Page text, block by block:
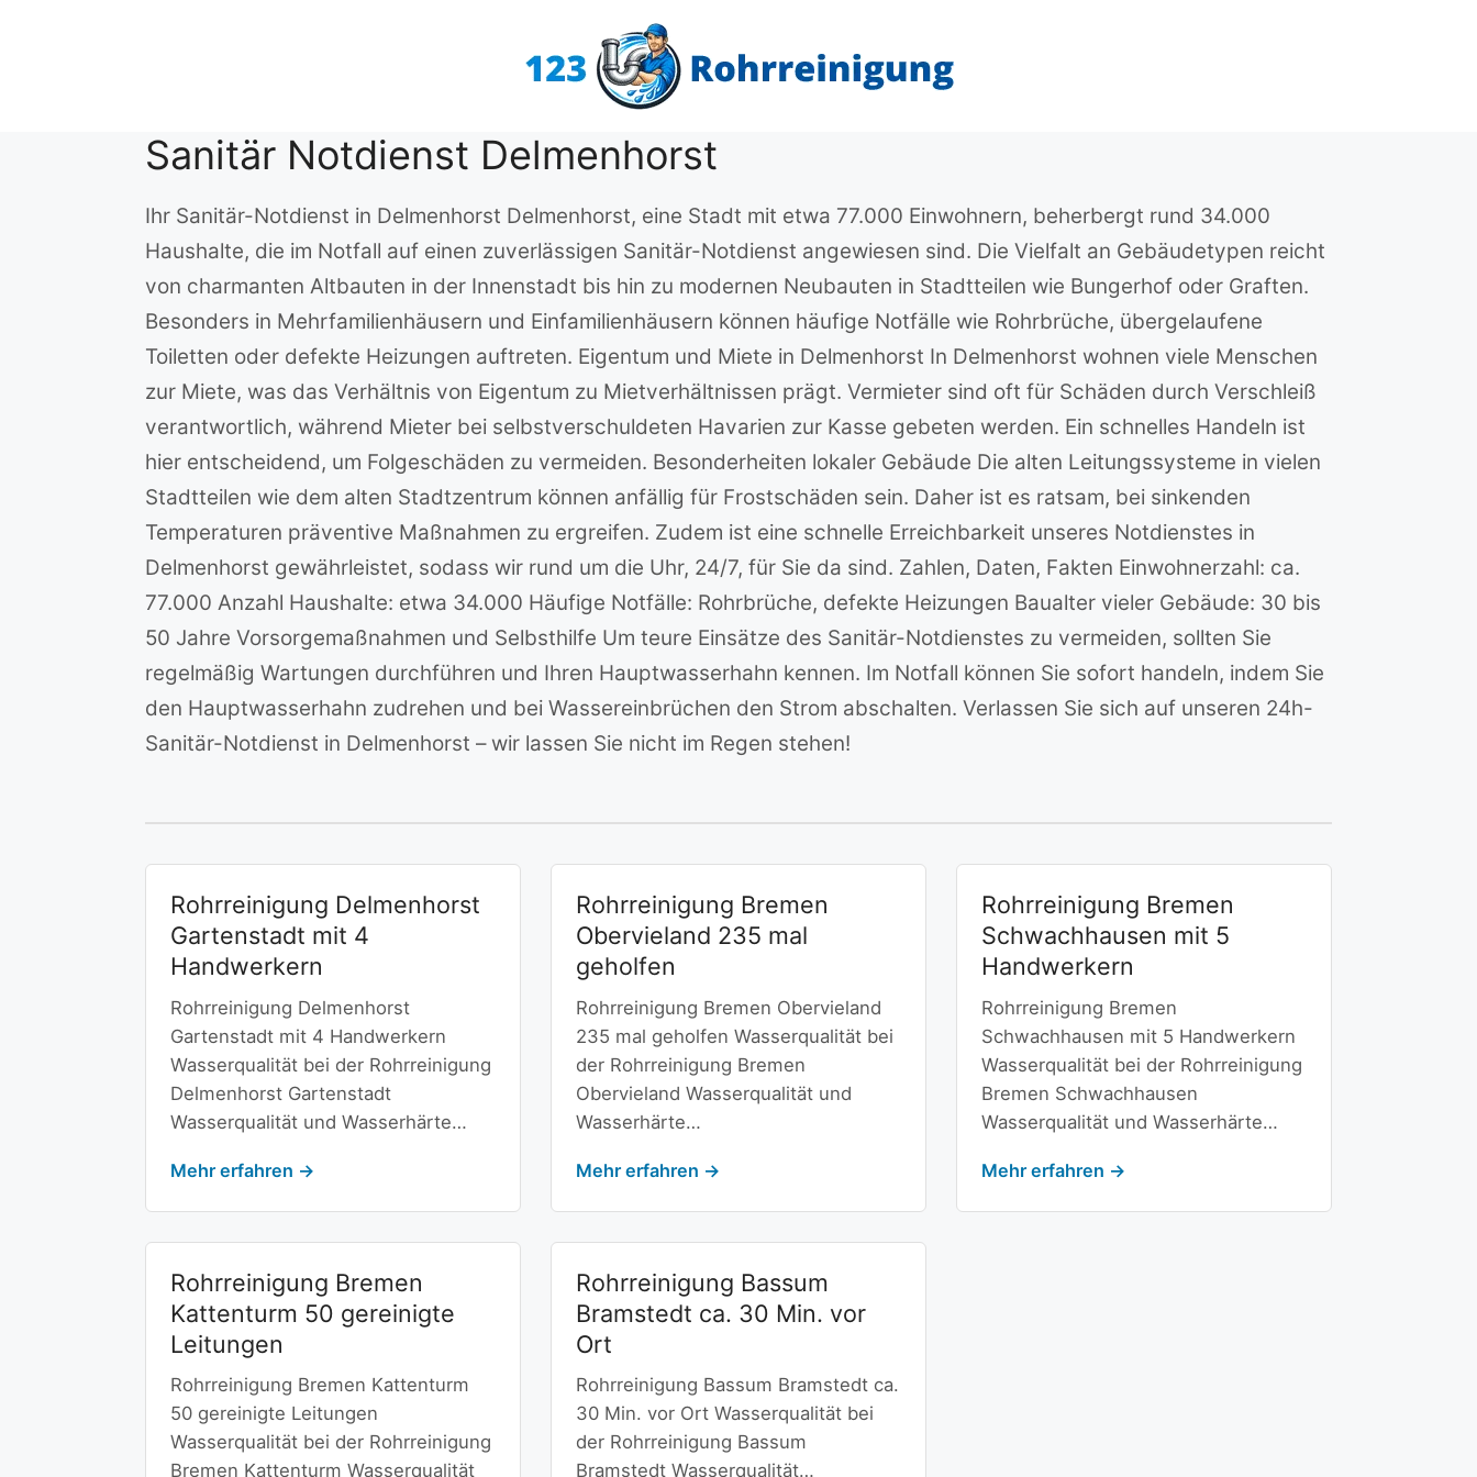
Sanitär Notdienst Delmenhorst
Ihr Sanitär-Notdienst in Delmenhorst Delmenhorst, eine Stadt mit etwa 77.000 Einwohnern, beherbergt rund 34.000
Haushalte, die im Notfall auf einen zuverlässigen Sanitär-Notdienst angewiesen sind. Die Vielfalt an Gebäudetypen reicht
von charmanten Altbauten in der Innenstadt bis hin zu modernen Neubauten in Stadtteilen wie Bungerhof oder Graften.
Besonders in Mehrfamilienhäusern und Einfamilienhäusern können häufige Notfälle wie Rohrbrüche, übergelaufene
Toiletten oder defekte Heizungen auftreten. Eigentum und Miete in Delmenhorst In Delmenhorst wohnen viele Menschen
zur Miete, was das Verhältnis von Eigentum zu Mietverhältnissen prägt. Vermieter sind oft für Schäden durch Verschleiß
verantwortlich, während Mieter bei selbstverschuldeten Havarien zur Kasse gebeten werden. Ein schnelles Handeln ist
hier entscheidend, um Folgeschäden zu vermeiden. Besonderheiten lokaler Gebäude Die alten Leitungssysteme in vielen
Stadtteilen wie dem alten Stadtzentrum können anfällig für Frostschäden sein. Daher ist es ratsam, bei sinkenden
Temperaturen präventive Maßnahmen zu ergreifen. Zudem ist eine schnelle Erreichbarkeit unseres Notdienstes in
Delmenhorst gewährleistet, sodass wir rund um die Uhr, 24/7, für Sie da sind. Zahlen, Daten, Fakten Einwohnerzahl: ca.
77.000 Anzahl Haushalte: etwa 34.000 Häufige Notfälle: Rohrbrüche, defekte Heizungen Baualter vieler Gebäude: 30 bis
50 Jahre Vorsorgemaßnahmen und Selbsthilfe Um teure Einsätze des Sanitär-Notdienstes zu vermeiden, sollten Sie
regelmäßig Wartungen durchführen und Ihren Hauptwasserhahn kennen. Im Notfall können Sie sofort handeln, indem Sie
den Hauptwasserhahn zudrehen und bei Wassereinbrüchen den Strom abschalten. Verlassen Sie sich auf unseren 24h-
Sanitär-Notdienst in Delmenhorst – wir lassen Sie nicht im Regen stehen!
Rohrreinigung Delmenhorst
Gartenstadt mit 4
Handwerkern
Rohrreinigung Delmenhorst
Gartenstadt mit 4 Handwerkern
Wasserqualität bei der Rohrreinigung
Delmenhorst Gartenstadt
Wasserqualität und Wasserhärte…
Mehr erfahren →
Rohrreinigung Bremen
Obervieland 235 mal
geholfen
Rohrreinigung Bremen Obervieland
235 mal geholfen Wasserqualität bei
der Rohrreinigung Bremen
Obervieland Wasserqualität und
Wasserhärte…
Mehr erfahren →
Rohrreinigung Bremen
Schwachhausen mit 5
Handwerkern
Rohrreinigung Bremen
Schwachhausen mit 5 Handwerkern
Wasserqualität bei der Rohrreinigung
Bremen Schwachhausen
Wasserqualität und Wasserhärte…
Mehr erfahren →
Rohrreinigung Bremen
Kattenturm 50 gereinigte
Leitungen
Rohrreinigung Bremen Kattenturm
50 gereinigte Leitungen
Wasserqualität bei der Rohrreinigung
Bremen Kattenturm Wasserqualität
Rohrreinigung Bassum
Bramstedt ca. 30 Min. vor
Ort
Rohrreinigung Bassum Bramstedt ca.
30 Min. vor Ort Wasserqualität bei
der Rohrreinigung Bassum
Bramstedt Wasserqualität…